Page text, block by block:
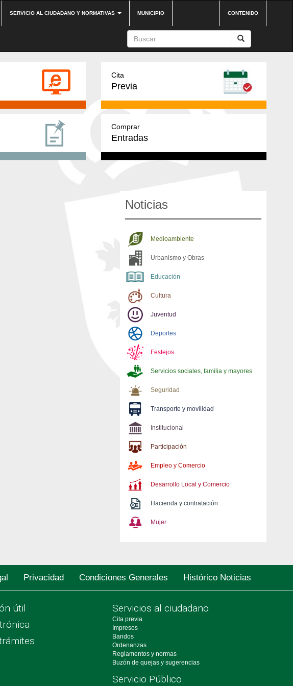
SERVICIO AL CIUDADANO Y NORMATIVAS MUNICIPIO CONTENIDO
Cita
Previa
Comprar
Entradas
Noticias
Medioambiente
Urbanismo y Obras
Educación
Cultura
Juventud
Deportes
Festejos
Servicios sociales, familia y mayores
Seguridad
Transporte y movilidad
Institucional
Participación
Empleo y Comercio
Desarrollo Local y Comercio
Hacienda y contratación
Mujer
Privacidad Condiciones Generales Histórico Noticias
útil
Servicios al ciudadano
Cita previa
Impresos
Bandos
Ordenanzas
Reglamentos y normas
Buzón de quejas y sugerencias
Servicio Público